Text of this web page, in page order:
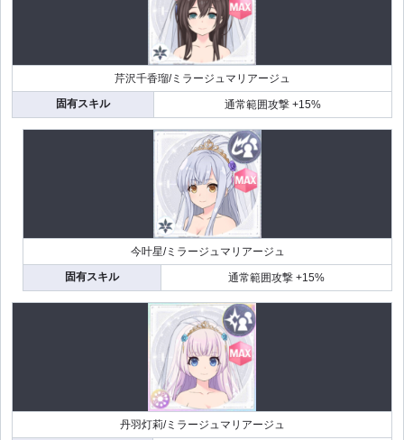
芹沢千香瑠/ミラージュマリアージュ
固有スキル
通常範囲攻撃 +15%
今叶星/ミラージュマリアージュ
固有スキル
通常範囲攻撃 +15%
丹羽灯莉/ミラージュマリアージュ